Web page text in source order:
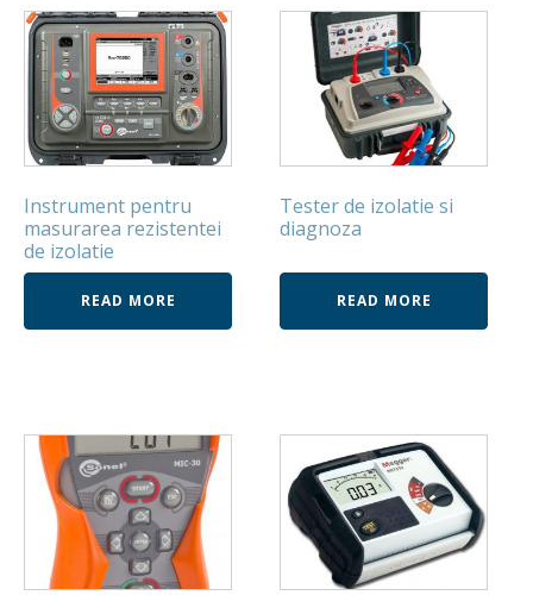
Instrument pentru
masurarea rezistentei
de izolatie
READ MORE
Tester de izolatie si
diagnoza
READ MORE